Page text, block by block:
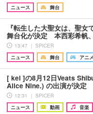
ニュース
舞台
『転生した大聖女は、聖
舞台化が決定 本西彩希帆
13:47 ｜ SPICER
ニュース
舞台 アニ
[ kei ]の8月12日Veats
Alice Nine.) の出演が決定
12:31 ｜ SPICER
ニュース
動画 音楽